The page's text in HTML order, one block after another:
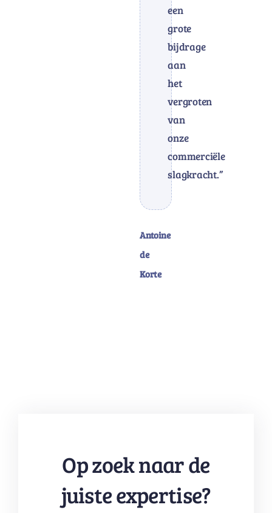
een
grote
bijdrage
aan
het
vergroten
van
onze
commerciële
slagkracht.”
Antoine
de
Korte
Op zoek naar de
juiste expertise?